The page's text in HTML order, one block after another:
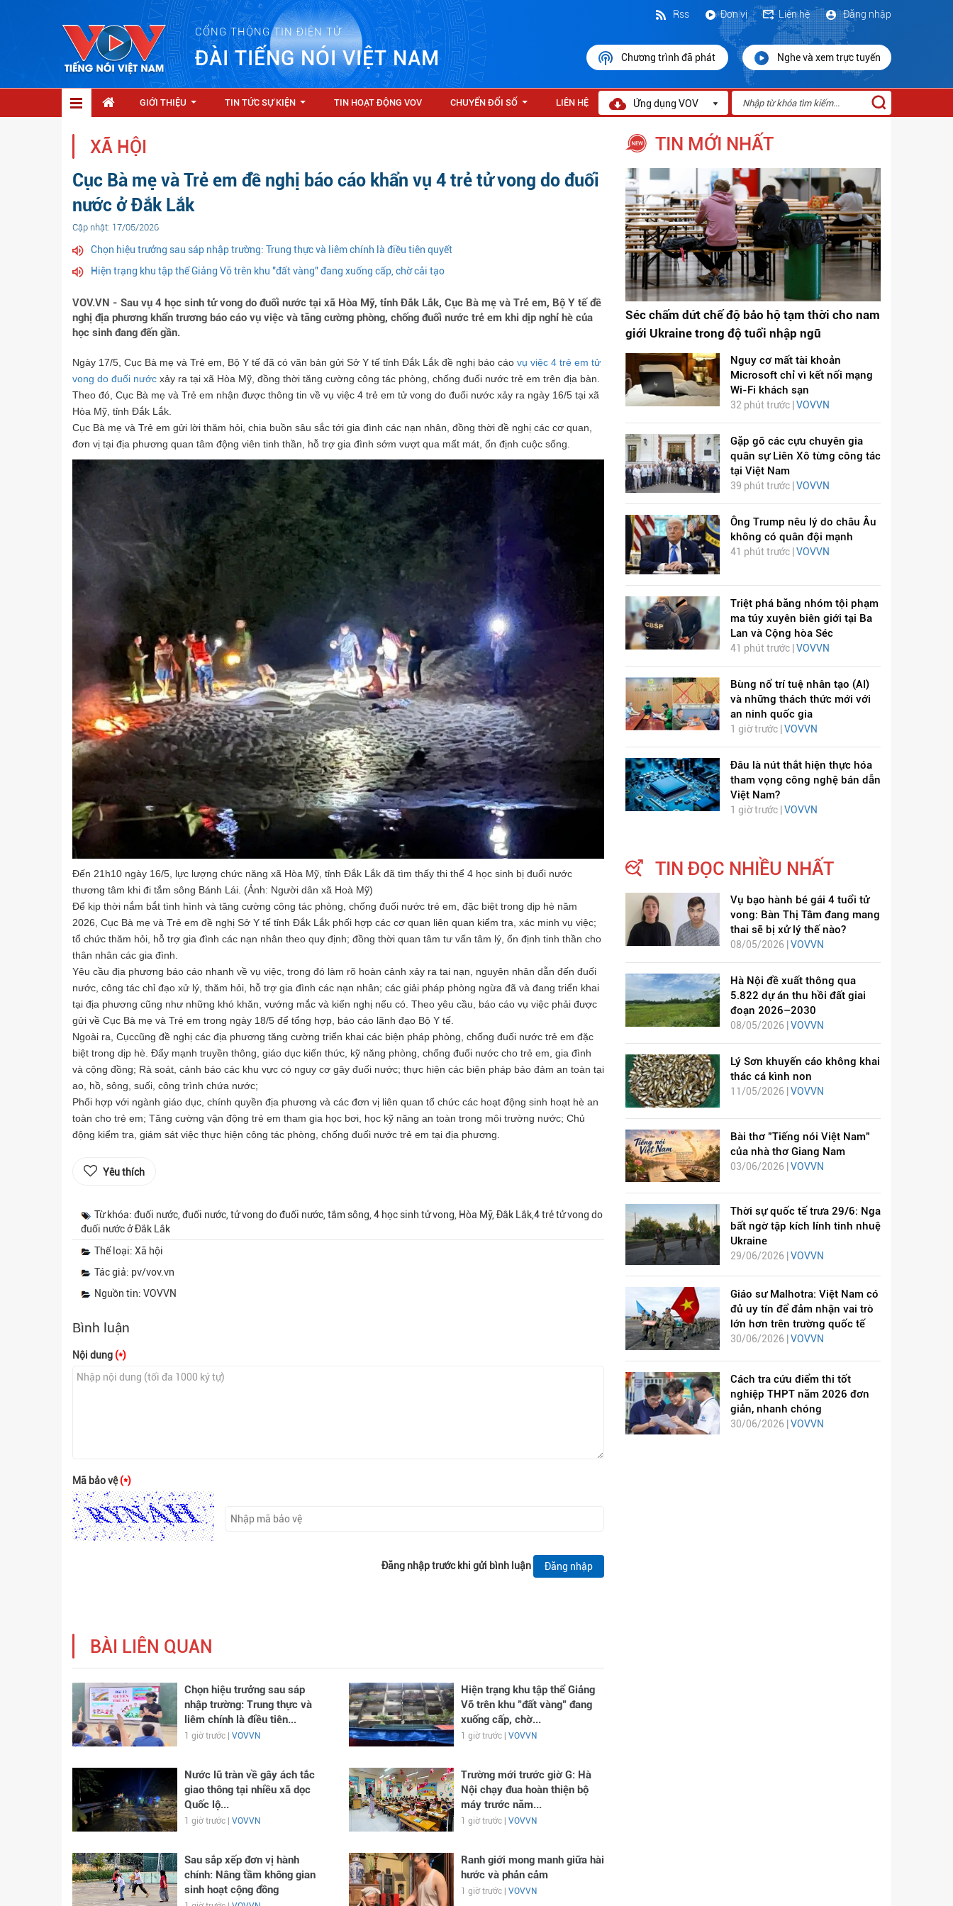
CỔNG THÔNG TIN ĐIỆN TỬ
ĐÀI TIẾNG NÓI VIỆT NAM
Đăng nhập
Liên hệ
Đơn vị
Rss
Chương trình đã phát Nghe và xem trực tuyến
GIỚI THIỆU TIN TỨC SỰ KIỆN TIN HOẠT ĐỘNG VOV CHUYỂN ĐỔI SỐ LIÊN HỆ Ứng dụng VOV
XÃ HỘI
Cục Bà mẹ và Trẻ em đề nghị báo cáo khẩn vụ 4 trẻ tử vong do đuối
nước ở Đắk Lắk
Cập nhật: 17/05/2026
Chọn hiệu trưởng sau sáp nhập trường: Trung thực và liêm chính là điều tiên quyết
Hiện trạng khu tập thể Giảng Võ trên khu "đất vàng" đang xuống cấp, chờ cải tạo
VOV.VN - Sau vụ 4 học sinh tử vong do đuối nước tại xã Hòa Mỹ, tỉnh Đắk Lắk, Cục Bà mẹ và Trẻ em, Bộ Y tế đề
nghị địa phương khẩn trương báo cáo vụ việc và tăng cường phòng, chống đuối nước trẻ em khi dịp nghỉ hè của
học sinh đang đến gần.
Ngày 17/5, Cục Bà mẹ và Trẻ em, Bộ Y tế đã có văn bản gửi Sở Y tế tỉnh Đắk Lắk đề nghị báo cáo vụ việc 4 trẻ em tử
vong do đuối nước xảy ra tại xã Hòa Mỹ, đồng thời tăng cường công tác phòng, chống đuối nước trẻ em trên địa bàn.
Theo đó, Cục Bà mẹ và Trẻ em nhận được thông tin về vụ việc 4 trẻ em tử vong do đuối nước xảy ra ngày 16/5 tại xã
Hòa Mỹ, tỉnh Đắk Lắk.
Cục Bà mẹ và Trẻ em gửi lời thăm hỏi, chia buồn sâu sắc tới gia đình các nạn nhân, đồng thời đề nghị các cơ quan,
đơn vị tại địa phương quan tâm động viên tinh thần, hỗ trợ gia đình sớm vượt qua mất mát, ổn định cuộc sống.
Đến 21h10 ngày 16/5, lực lượng chức năng xã Hòa Mỹ, tỉnh Đắk Lắk đã tìm thấy thi thể 4 học sinh bị đuối nước
thương tâm khi đi tắm sông Bánh Lái. (Ảnh: Người dân xã Hoà Mỹ)
Để kịp thời nắm bắt tình hình và tăng cường công tác phòng, chống đuối nước trẻ em, đặc biệt trong dịp hè năm
2026, Cục Bà mẹ và Trẻ em đề nghị Sở Y tế tỉnh Đắk Lắk phối hợp các cơ quan liên quan kiểm tra, xác minh vụ việc;
tổ chức thăm hỏi, hỗ trợ gia đình các nạn nhân theo quy định; đồng thời quan tâm tư vấn tâm lý, ổn định tinh thần cho
thân nhân các gia đình.
Yêu cầu địa phương báo cáo nhanh về vụ việc, trong đó làm rõ hoàn cảnh xảy ra tai nạn, nguyên nhân dẫn đến đuối
nước, công tác chỉ đạo xử lý, thăm hỏi, hỗ trợ gia đình các nạn nhân; các giải pháp phòng ngừa đã và đang triển khai
tại địa phương cũng như những khó khăn, vướng mắc và kiến nghị nếu có. Theo yêu cầu, báo cáo vụ việc phải được
gửi về Cục Bà mẹ và Trẻ em trong ngày 18/5 để tổng hợp, báo cáo lãnh đạo Bộ Y tế.
Ngoài ra, Cụccũng đề nghị các địa phương tăng cường triển khai các biện pháp phòng, chống đuối nước trẻ em đặc
biệt trong dịp hè. Đẩy mạnh truyền thông, giáo dục kiến thức, kỹ năng phòng, chống đuối nước cho trẻ em, gia đình
và cộng đồng; Rà soát, cảnh báo các khu vực có nguy cơ gây đuối nước; thực hiện các biện pháp bảo đảm an toàn tại
ao, hồ, sông, suối, công trình chứa nước;
Phối hợp với ngành giáo dục, chính quyền địa phương và các đơn vị liên quan tổ chức các hoạt động sinh hoạt hè an
toàn cho trẻ em; Tăng cường vận động trẻ em tham gia học bơi, học kỹ năng an toàn trong môi trường nước; Chủ
động kiểm tra, giám sát việc thực hiện công tác phòng, chống đuối nước trẻ em tại địa phương.
Yêu thích
Từ khóa: đuối nước, đuối nước, tử vong do đuối nước, tắm sông, 4 học sinh tử vong, Hòa Mỹ, Đắk Lắk,4 trẻ tử vong do
đuối nước ở Đắk Lắk
Thể loại: Xã hội
Tác giả: pv/vov.vn
Nguồn tin: VOVVN
Bình luận
Nội dung (*)
Mã bảo vệ(*)
Đăng nhập trước khi gửi bình luận Đăng nhập
BÀI LIÊN QUAN
Chọn hiệu trưởng sau sáp
nhập trường: Trung thực và
liêm chính là điều tiên...
1 giờ trước | VOVVN
Hiện trạng khu tập thể Giảng
Võ trên khu "đất vàng" đang
xuống cấp, chờ...
1 giờ trước | VOVVN
Nước lũ tràn về gây ách tắc
giao thông tại nhiều xã dọc
Quốc lộ...
1 giờ trước | VOVVN
Trường mới trước giờ G: Hà
Nội chạy đua hoàn thiện bộ
máy trước năm...
1 giờ trước | VOVVN
Sau sắp xếp đơn vị hành
chính: Nâng tầm không gian
sinh hoạt cộng đồng
Ranh giới mong manh giữa hài
hước và phản cảm
1 giờ trước | VOVVN
TIN MỚI NHẤT
Séc chấm dứt chế độ bảo hộ tạm thời cho nam
giới Ukraine trong độ tuổi nhập ngũ
Nguy cơ mất tài khoản
Microsoft chỉ vì kết nối mạng
Wi-Fi khách sạn
32 phút trước | VOVVN
Gặp gỡ các cựu chuyên gia
quân sự Liên Xô từng công tác
tại Việt Nam
39 phút trước | VOVVN
Ông Trump nêu lý do châu Âu
không có quân đội mạnh
41 phút trước | VOVVN
Triệt phá băng nhóm tội phạm
ma túy xuyên biên giới tại Ba
Lan và Cộng hòa Séc
41 phút trước | VOVVN
Bùng nổ trí tuệ nhân tạo (AI)
và những thách thức mới với
an ninh quốc gia
1 giờ trước | VOVVN
Đâu là nút thắt hiện thực hóa
tham vọng công nghệ bán dẫn
Việt Nam?
1 giờ trước | VOVVN
TIN ĐỌC NHIỀU NHẤT
Vụ bạo hành bé gái 4 tuổi tử
vong: Bàn Thị Tâm đang mang
thai sẽ bị xử lý thế nào?
08/05/2026 | VOVVN
Hà Nội đề xuất thông qua
5.822 dự án thu hồi đất giai
đoạn 2026–2030
08/05/2026 | VOVVN
Lý Sơn khuyến cáo không khai
thác cá kình non
11/05/2026 | VOVVN
Bài thơ "Tiếng nói Việt Nam"
của nhà thơ Giang Nam
03/06/2026 |VOVVN
Thời sự quốc tế trưa 29/6: Nga
bất ngờ tập kích lính tinh nhuệ
Ukraine
29/06/2026 | VOVVN
Giáo sư Malhotra: Việt Nam có
đủ uy tín để đảm nhận vai trò
lớn hơn trên trường quốc tế
30/06/2026 | VOVVN
Cách tra cứu điểm thi tốt
nghiệp THPT năm 2026 đơn
giản, nhanh chóng
30/06/2026 | VOVVN